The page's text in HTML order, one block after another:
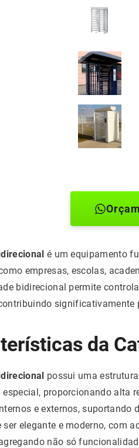
é um equipamento
empresas, escolas,
bidirecional permite
significativamente
da
possui uma
proporcionando alta
e externos,
ser elegante e moderno, com
não só